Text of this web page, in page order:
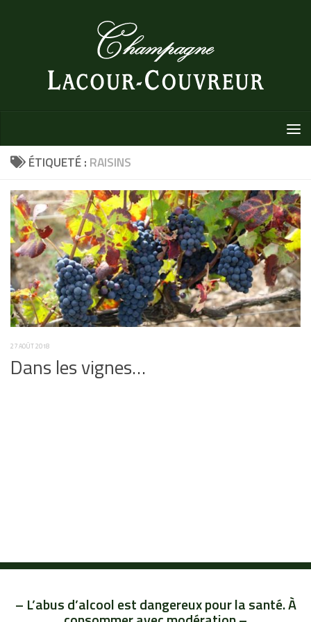
Au dessous du contenu
ÉTIQUETÉ : RAISINS
27 AOÛT 2018
Dans les vignes…
– L’abus d’alcool est dangereux pour la santé. À